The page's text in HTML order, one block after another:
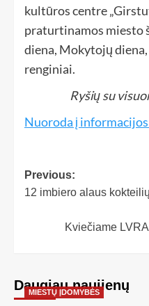
kultūros centre
praturtinamos miesto
diena, Mokytojų
renginiai.
Ryšių su
Nuoroda į
Previous:
12 imbiero alaus
Kviečiame
Daugiau naujienų
MIESTŲ ĮDOMYBĖS